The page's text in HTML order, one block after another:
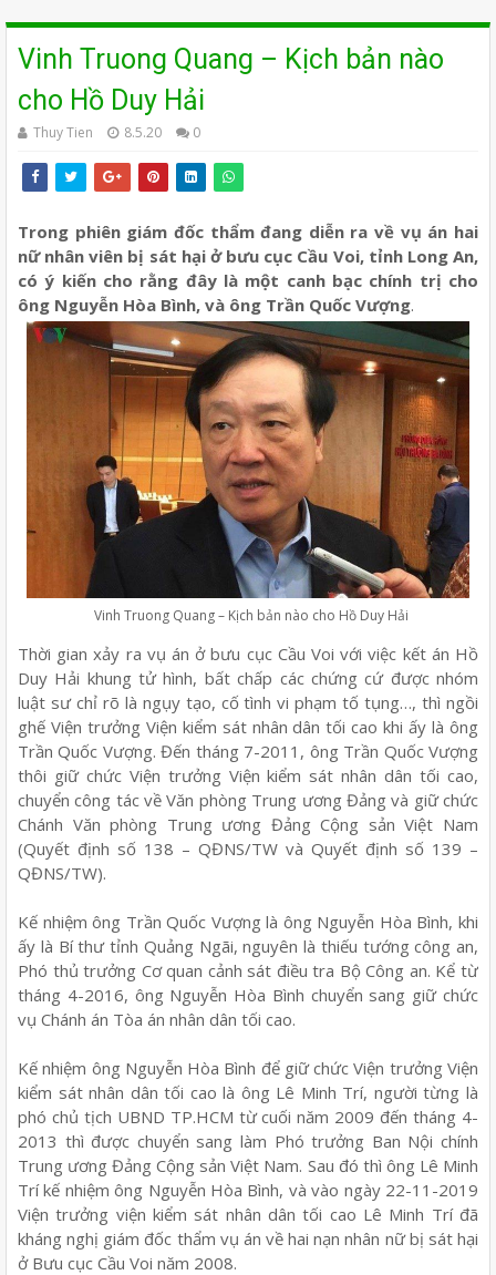
Vinh Truong Quang – Kịch bản nào
cho Hồ Duy Hải
Thuy Tien 8.5.20 0
Trong phiên giám đốc thẩm đang diễn ra về vụ án hai
nữ nhân viên bị sát hại ở bưu cục Cầu Voi, tỉnh Long An,
có ý kiến cho rằng đây là một canh bạc chính trị cho
ông Nguyễn Hòa Bình, và ông Trần Quốc Vượng.
Vinh Truong Quang – Kịch bản nào cho Hồ Duy Hải
Thời gian xảy ra vụ án ở bưu cục Cầu Voi với việc kết án Hồ
Duy Hải khung tử hình, bất chấp các chứng cứ được nhóm
luật sư chỉ rõ là ngụy tạo, cố tình vi phạm tố tụng…, thì ngồi
ghế Viện trưởng Viện kiểm sát nhân dân tối cao khi ấy là ông
Trần Quốc Vượng. Đến tháng 7-2011, ông Trần Quốc Vượng
thôi giữ chức Viện trưởng Viện kiểm sát nhân dân tối cao,
chuyển công tác về Văn phòng Trung ương Đảng và giữ chức
Chánh Văn phòng Trung ương Đảng Cộng sản Việt Nam
(Quyết định số 138 – QĐNS/TW và Quyết định số 139 –
QĐNS/TW).
Kế nhiệm ông Trần Quốc Vượng là ông Nguyễn Hòa Bình, khi
ấy là Bí thư tỉnh Quảng Ngãi, nguyên là thiếu tướng công an,
Phó thủ trưởng Cơ quan cảnh sát điều tra Bộ Công an. Kể từ
tháng 4-2016, ông Nguyễn Hòa Bình chuyển sang giữ chức
vụ Chánh án Tòa án nhân dân tối cao.
Kế nhiệm ông Nguyễn Hòa Bình để giữ chức Viện trưởng Viện
kiểm sát nhân dân tối cao là ông Lê Minh Trí, người từng là
phó chủ tịch UBND TP.HCM từ cuối năm 2009 đến tháng 4-
2013 thì được chuyển sang làm Phó trưởng Ban Nội chính
Trung ương Đảng Cộng sản Việt Nam. Sau đó thì ông Lê Minh
Trí kế nhiệm ông Nguyễn Hòa Bình, và vào ngày 22-11-2019
Viện trưởng viện kiểm sát nhân dân tối cao Lê Minh Trí đã
kháng nghị giám đốc thẩm vụ án về hai nạn nhân nữ bị sát hại
ở Bưu cục Cầu Voi năm 2008.